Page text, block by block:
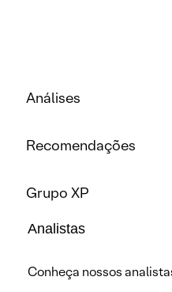
Análises
Recomendações
Grupo XP
Analistas
Conheça nossos